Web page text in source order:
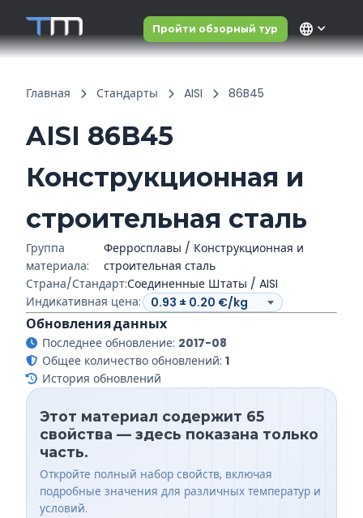
Пройти обзорный тур language
Главная Стандарты AISI 86B45
AISI 86B45
Конструкционная и
строительная сталь
Группа
материала:
Ферросплавы / Конструкционная и
строительная сталь
Страна/Стандарт:Соединенные Штаты / AISI
Индикативная цена:
Обновления данных
Последнее обновление: 2017-08
Общее количество обновлений: 1
История обновлений
Этот материал содержит 65
свойства — здесь показана только
часть.
Откройте полный набор свойств, включая
подробные значения для различных температур и
условий.